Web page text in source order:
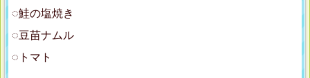
◌鮭の塩焼き
◌豆苗ナムル
◌トマト